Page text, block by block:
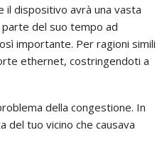
il dispositivo avrà una vasta
del suo tempo ad
importante. Per ragioni simili
ethernet, costringendoti a
della congestione. In
tuo vicino che causava